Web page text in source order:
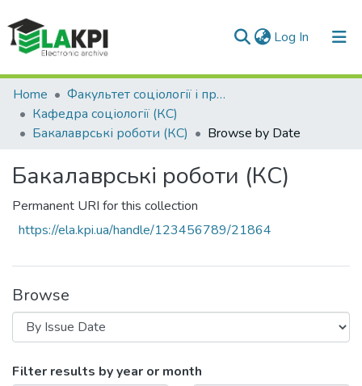
Log In (current)
Communities & Collections
All of DSpace
Home
Факультет соціології і права (ФСП)
Кафедра соціології (КС)
Бакалаврські роботи (КС)
Browse by Date
Бакалаврські роботи (КС)
Permanent URI for this collection
https://ela.kpi.ua/handle/123456789/21864
Browse
Browsing Бакалаврські роботи (КС) by
Filter results by year or month